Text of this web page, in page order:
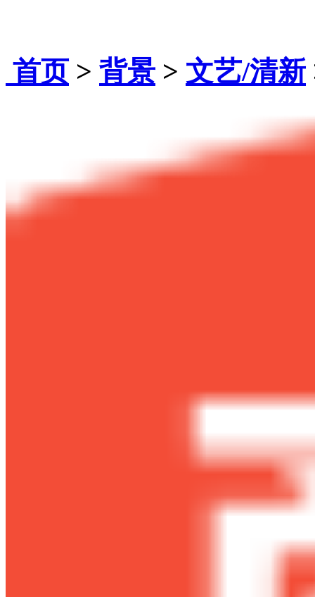
首页> 背景 > 文艺/清新